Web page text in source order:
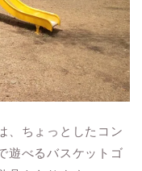
、ちょっとしたコン
遊べるバスケットゴ